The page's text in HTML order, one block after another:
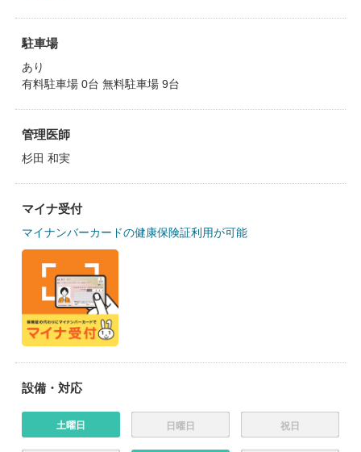
駐車場
あり
有料駐車場 0台 無料駐車場 9台
管理医師
杉田 和実
マイナ受付
マイナンバーカードの健康保険証利用が可能
設備・対応
土曜日 日曜日 祝日